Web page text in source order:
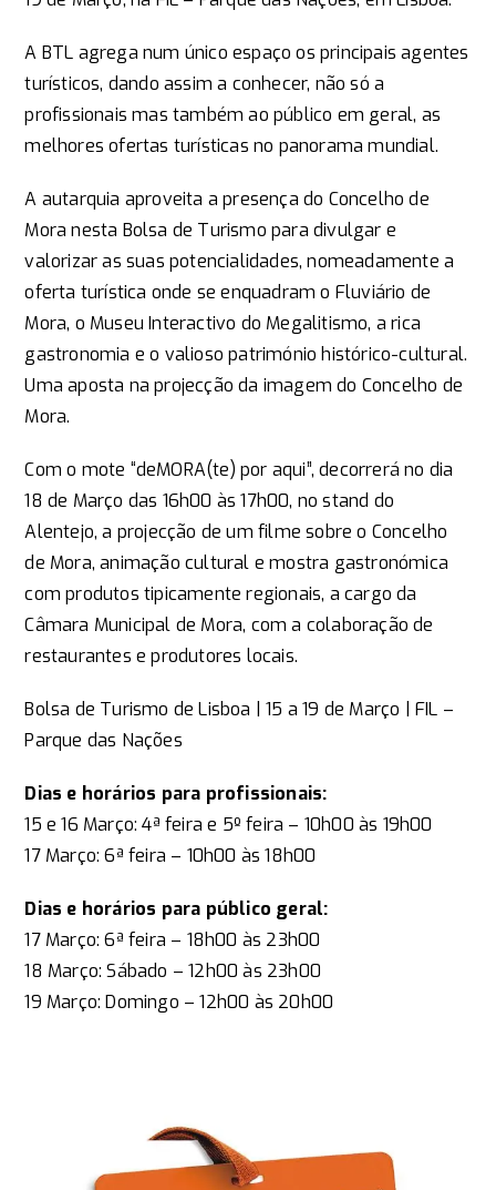
A BTL agrega num único espaço os principais agentes
turísticos, dando assim a conhecer, não só a
profissionais mas também ao público em geral, as
melhores ofertas turísticas no panorama mundial.
A autarquia aproveita a presença do Concelho de
Mora nesta Bolsa de Turismo para divulgar e
valorizar as suas potencialidades, nomeadamente a
oferta turística onde se enquadram o Fluviário de
Mora, o Museu Interactivo do Megalitismo, a rica
gastronomia e o valioso património histórico-cultural.
Uma aposta na projecção da imagem do Concelho de
Mora.
Com o mote “deMORA(te) por aqui”, decorrerá no dia
18 de Março das 16h00 às 17h00, no stand do
Alentejo, a projecção de um filme sobre o Concelho
de Mora, animação cultural e mostra gastronómica
com produtos tipicamente regionais, a cargo da
Câmara Municipal de Mora, com a colaboração de
restaurantes e produtores locais.
Bolsa de Turismo de Lisboa | 15 a 19 de Março | FIL –
Parque das Nações
Dias e horários para profissionais:
15 e 16 Março: 4ª feira e 5º feira – 10h00 às 19h00
17 Março: 6ª feira – 10h00 às 18h00
Dias e horários para público geral:
17 Março: 6ª feira – 18h00 às 23h00
18 Março: Sábado – 12h00 às 23h00
19 Março: Domingo – 12h00 às 20h00